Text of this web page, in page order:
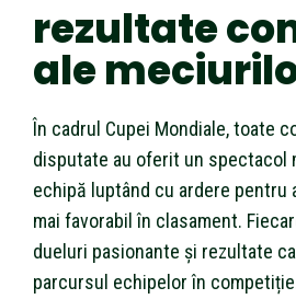
rezultate
ale
În cadrul Cupei Mondiale, toate
disputate au oferit un spectacol
echipă luptând cu ardere pentru
mai favorabil în clasament.
dueluri pasionante și rezultate
parcursul echipelor în